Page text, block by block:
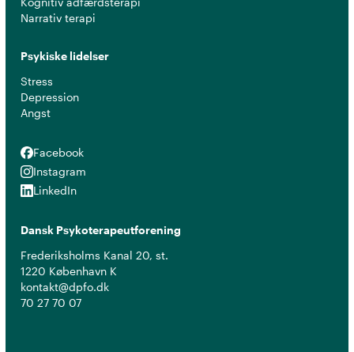
Narrativ terapi
Psykiske lidelser
Stress
Depression
Angst
Facebook
Facebook
Instagram
Instagram
LinkedIn
LinkedIn
Dansk Psykoterapeutforening
Frederiksholms Kanal 20, st.
1220 København K
kontakt@dpfo.dk
70 27 70 07